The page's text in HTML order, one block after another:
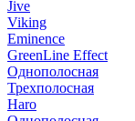
Jive
Viking
Eminence
GreenLine Effect
Однополосная
Трехполосная
Haro